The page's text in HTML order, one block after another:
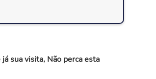
sua visita, Não perca esta